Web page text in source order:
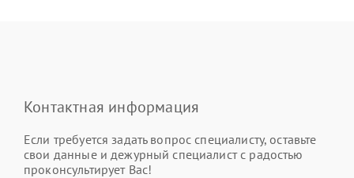
Контактная информация
Если требуется задать вопрос специалисту, оставьте
свои данные и дежурный специалист с радостью
проконсультирует Вас!